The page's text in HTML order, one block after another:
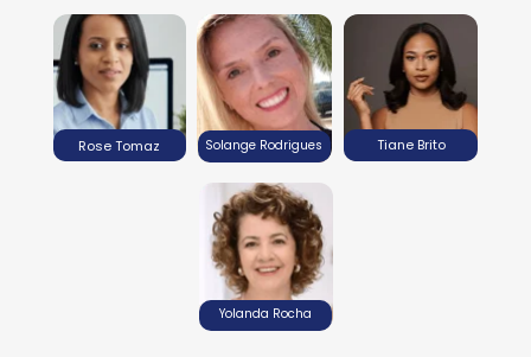
Tiane Brito
Solange Rodrigues
Yolanda Rocha
Rose Tomaz